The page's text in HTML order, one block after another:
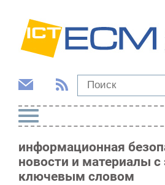
информационная
новости и материалы с
ключевым словом